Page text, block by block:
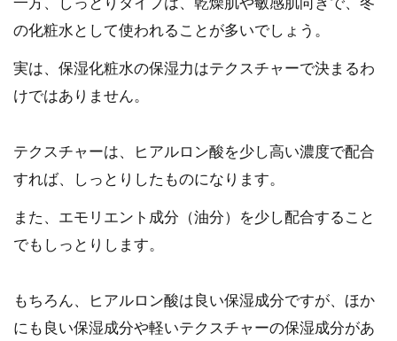
の化粧水として使われることが多いでしょう。
実は、保湿化粧水の保湿力はテクスチャーで決まるわ
けではありません。
テクスチャーは、ヒアルロン酸を少し高い濃度で配合
すれば、しっとりしたものになります。
また、エモリエント成分（油分）を少し配合すること
でもしっとりします。
もちろん、ヒアルロン酸は良い保湿成分ですが、ほか
にも良い保湿成分や軽いテクスチャーの保湿成分があ